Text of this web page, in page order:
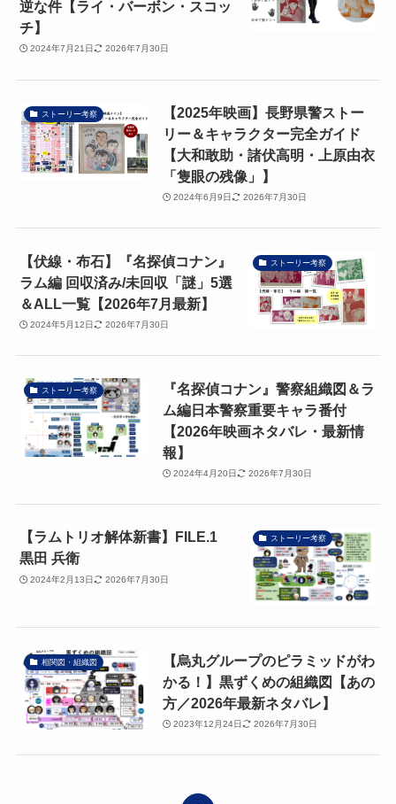
逆な件【ライ・バーボン・スコッ
チ】
2024年7月21日 2026年7月30日
ストーリー考察
【2025年映画】長野県警ストー
リー＆キャラクター完全ガイド
【大和敢助・諸伏高明・上原由衣
「隻眼の残像」】
2024年6月9日 2026年7月30日
ストーリー考察
【伏線・布石】『名探偵コナン』
ラム編 回収済み/未回収「謎」5選
＆ALL一覧【2026年7月最新】
2024年5月12日 2026年7月30日
ストーリー考察
『名探偵コナン』警察組織図＆ラ
ム編日本警察重要キャラ番付
【2026年映画ネタバレ・最新情
報】
2024年4月20日 2026年7月30日
ストーリー考察
【ラムトリオ解体新書】FILE.1
黒田 兵衛
2024年2月13日 2026年7月30日
相関図・組織図
【烏丸グループのピラミッドがわ
かる！】黒ずくめの組織図【あの
方／2026年最新ネタバレ】
2023年12月24日 2026年7月30日